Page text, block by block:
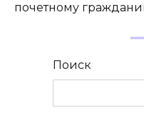
почетному
Поиск